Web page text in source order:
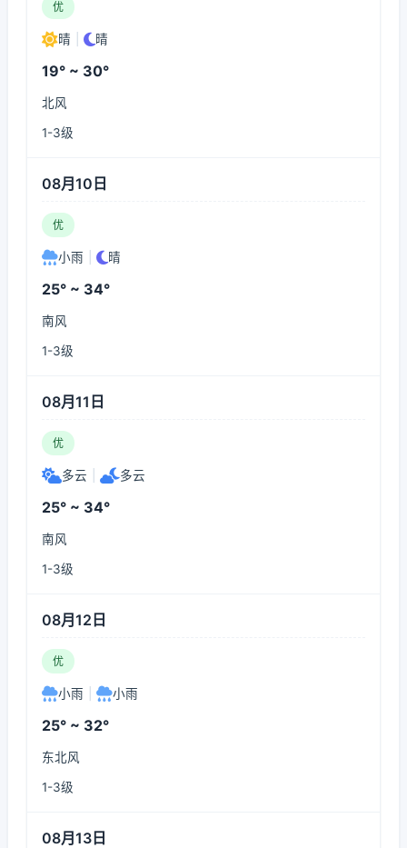
优
晴 晴
19° ~ 30°
北风
1-3级
08月10日
优
小雨 晴
25° ~ 34°
南风
1-3级
08月11日
优
多云 多云
25° ~ 34°
南风
1-3级
08月12日
优
小雨 小雨
25° ~ 32°
东北风
1-3级
08月13日